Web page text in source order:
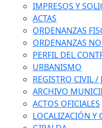
IMPRESOS Y
ACTAS
ORDENANZAS
ORDENANZAS NO
PERFIL DEL
URBANISMO
REGISTRO CIVIL
ARCHIVO
ACTOS OFICIALES
LOCALIZACIÓN Y